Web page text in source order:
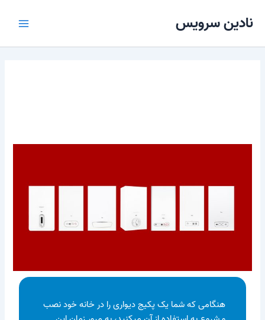
نادین سرویس
Menu
هنگامی که شما یک پکیج دیواری را در خانه خود نصب